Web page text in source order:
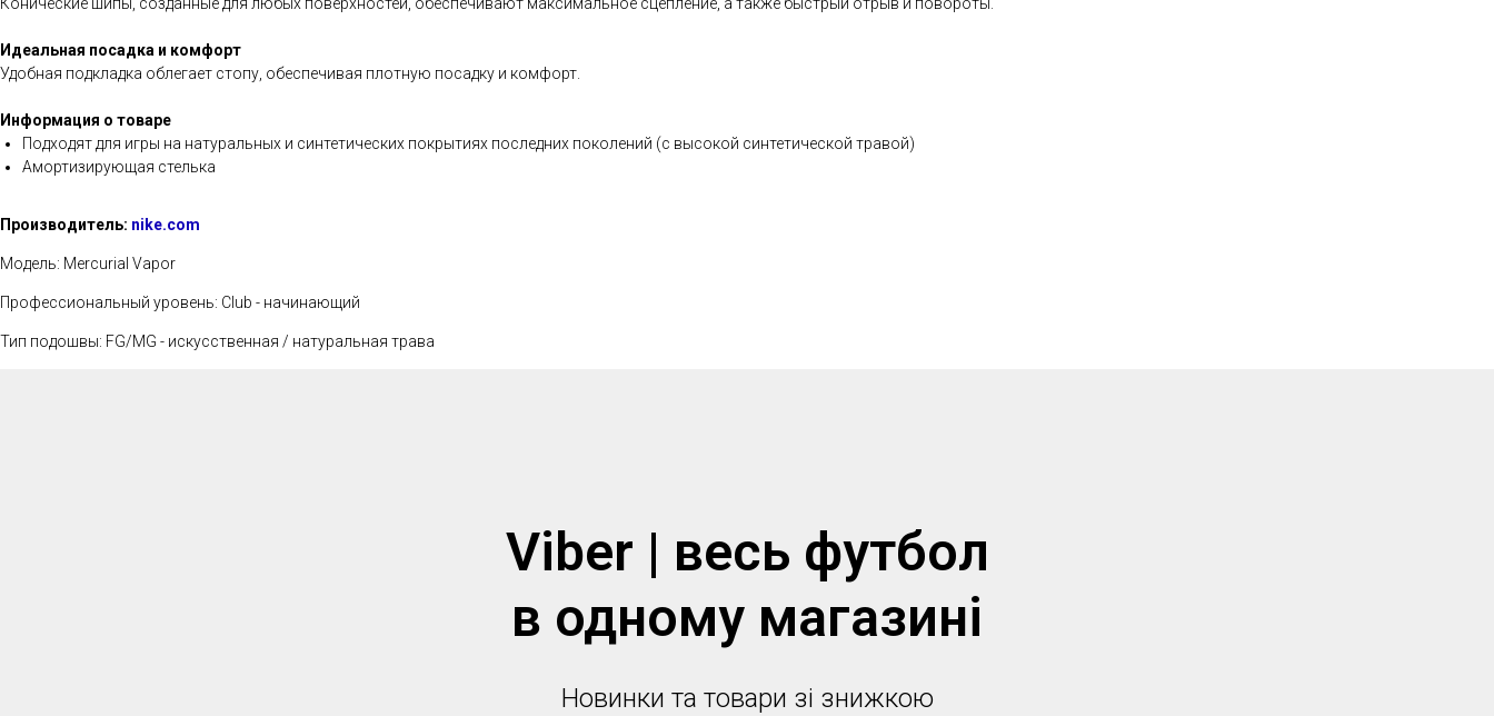
Идеальная посадка и комфорт
Удобная подкладка облегает стопу, обеспечивая плотную посадку и комфорт.
Информация о товаре
Подходят для игры на натуральных и синтетических покрытиях последних поколений (с высокой синтетической травой)
Амортизирующая стелька
Производитель: nike.com
Модель: Mercurial Vapor
Профессиональный уровень: Club - начинающий
Тип подошвы: FG/MG - искусственная / натуральная трава
Viber | весь футбол
в одному магазинi
Новинки та товари зі знижкою